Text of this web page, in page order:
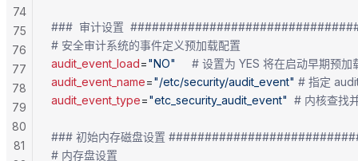
###  审计设置
# 安全审计系统的事件定义预加载配置
audit_event_load="NO"
# 设置为 YES 将在启动早期预
audit_event_name="/etc/security/audit_event" # 指定
audit_event_type="etc_security_audit_event"
# 内核查找
### 初始内存磁盘设置
# 内存盘设置
74
75
76
77
78
79
80
81